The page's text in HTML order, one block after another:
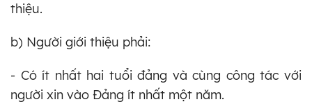
thiệu.
b) Người giới thiệu phải:
- Có ít nhất hai tuổi đảng và cùng công tác với
người xin vào Đảng ít nhất một năm.